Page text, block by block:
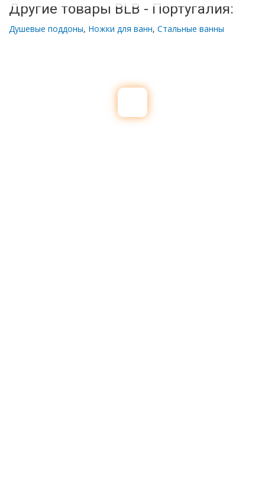
Другие товары BLB - Португалия:
Душевые поддоны, Ножки для ванн, Стальные ванны